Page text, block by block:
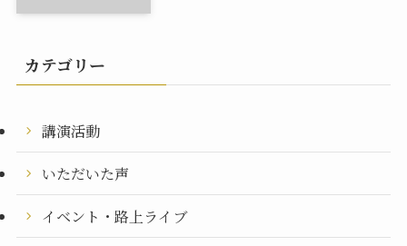
カテゴリー
講演活動
いただいた声
イベント・路上ライブ